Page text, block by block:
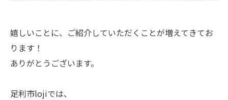
嬉しいことに、ご紹介していただくことが増えてきてお
ります！
ありがとうございます。
足利市lojiでは、